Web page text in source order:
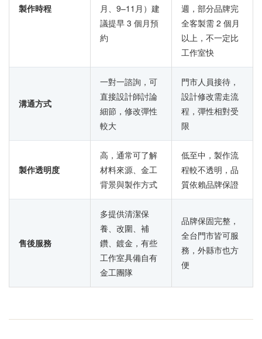
製作時程
月、9–11月）建
議提早 3 個月預
約
週，部分品牌完
全客製需 2 個月
以上，不一定比
工作室快
溝通方式
一對一諮詢，可
直接設計師討論
細節，修改彈性
較大
門市人員接待，
設計修改需走流
程，彈性相對受
限
製作透明度
高，通常可了解
材料來源、金工
背景與製作方式
低至中，製作流
程較不透明，品
質依賴品牌保證
售後服務
多提供清潔保
養、改圍、補
鑽、鍍金，有些
工作室具備自有
金工團隊
品牌保固完整，
全台門市皆可服
務，外縣市也方
便